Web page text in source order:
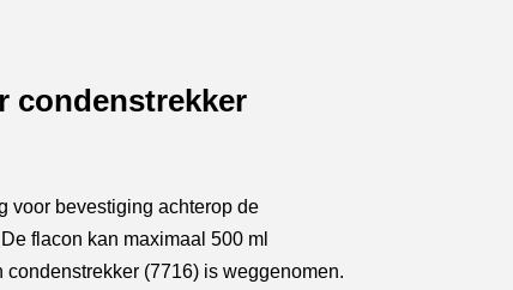
condenstrekker
voor bevestiging achterop de
flacon kan maximaal 500 ml
(7716) is weggenomen.